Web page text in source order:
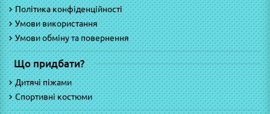
Політика конфіденційності
Умови використання
Умови обміну та повернення
Що придбати?
Дитячі піжами
Спортивні костюми